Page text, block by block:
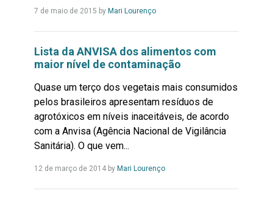
7 de maio de 2015 by Mari LourençoLeia
Lista da ANVISA dos alimentos com
maior nível de contaminação
Quase um terço dos vegetais mais consumidos
pelos brasileiros apresentam resíduos de
agrotóxicos em níveis inaceitáveis, de acordo
com a Anvisa (Agência Nacional de Vigilância
Sanitária). O que vem...
12 de março de 2014by Mari LourençoLeia